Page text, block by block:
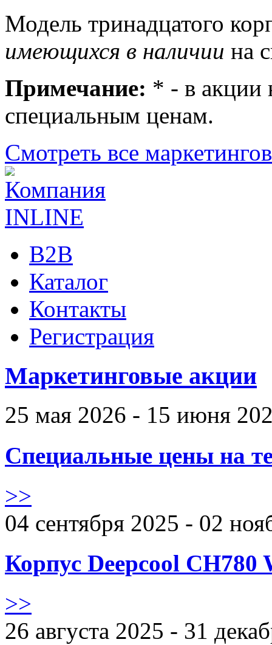
Модель тринадцатого
имеющихся в наличии на
Примечание: * - в акции
специальным ценам.
Смотреть все
B2B
Каталог
Контакты
Регистрация
Маркетинговые акции
25 мая 2026 - 15 июня
Специальные цены на
>>
04 сентября 2025 - 02
Корпус Deepcool CH780
>>
26 августа 2025 - 31